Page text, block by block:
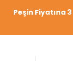
Peşin Fiyatına